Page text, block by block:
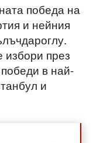
победа на
и нейния
избори през
в най-
и